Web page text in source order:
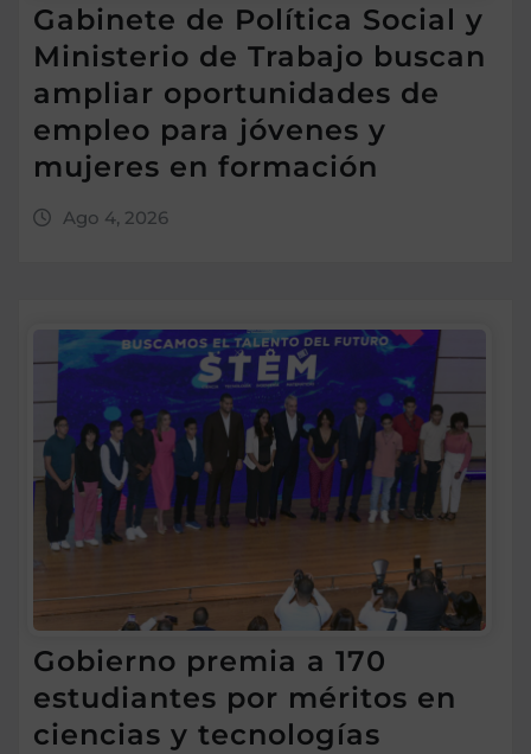
Gabinete de Política Social y
Ministerio de Trabajo buscan
ampliar oportunidades de
empleo para jóvenes y
mujeres en formación
Ago 4, 2026
Gobierno premia a 170
estudiantes por méritos en
ciencias y tecnologías